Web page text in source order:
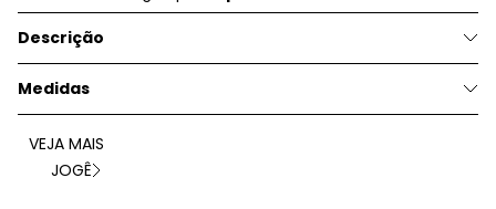
Descrição
Medidas
VEJA MAIS
JOGÊ